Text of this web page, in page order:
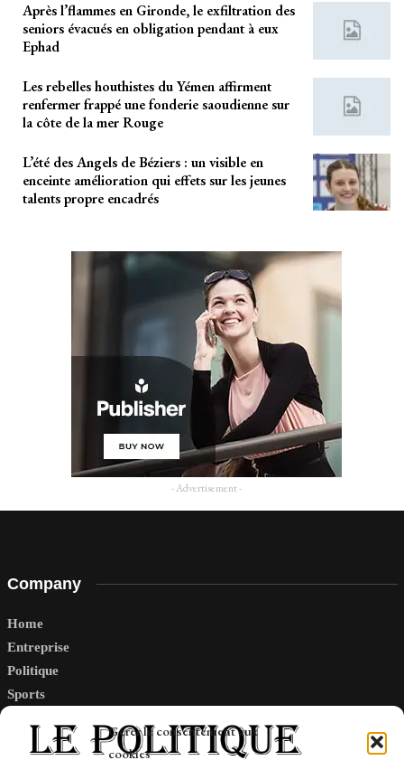
Gérer le consentement aux
cookies
Après l’flammes en Gironde, le exfiltration des
seniors évacués en obligation pendant à eux
Ephad
Les rebelles houthistes du Yémen affirment
renfermer frappé une fonderie saoudienne sur
la côte de la mer Rouge
L’été des Angels de Béziers : un visible en
enceinte amélioration qui effets sur les jeunes
talents propre encadrés
- Advertisement -
Company
Home
Entreprise
Politique
Sports